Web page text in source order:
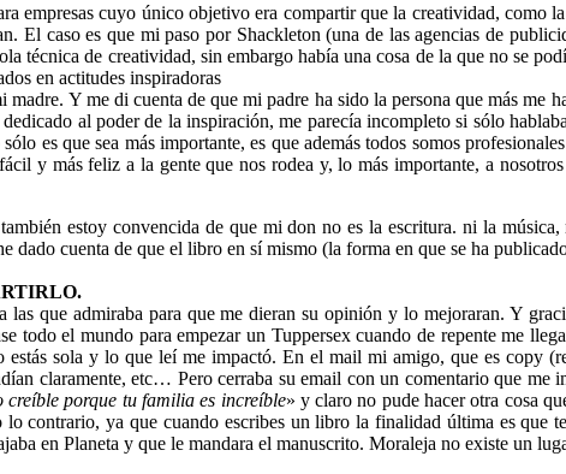
empresas cuyo único objetivo era compartir que la creatividad, como
El caso es que mi paso por Shackleton (una de las agencias de
técnica de creatividad, sin embargo había una cosa de la que no se
en actitudes inspiradoras
Y me di cuenta de que mi padre ha sido la persona que más me
al poder de la inspiración, me parecía incompleto si sólo
es que sea más importante, es que además todos somos
y más feliz a la gente que nos rodea y, lo más importante, a
estoy convencida de que mi don no es la escritura. ni la
cuenta de que el libro en sí mismo (la forma en que se ha
que admiraba para que me dieran su opinión y lo mejoraran. Y
todo el mundo para empezar un Tuppersex cuando de repente me
sola y lo que leí me impactó. En el mail mi amigo, que es copy
claramente, etc… Pero cerraba su email con un comentario que
porque tu familia es increíble» y claro no pude hacer otra cosa
contrario, ya que cuando escribes un libro la finalidad última es que
en Planeta y que le mandara el manuscrito. Moraleja no existe un